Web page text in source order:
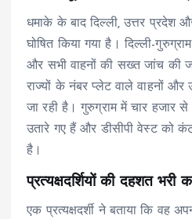
धमाके के बाद दिल्ली, उत्तर प्रदेश
घोषित किया गया है। दिल्ली-
और सभी वाहनों की सख्त जांच की
राज्यों के नंबर प्लेट वाले वाहनों
जा रही है। गुरुग्राम में चार हजार
उतारे गए हैं और डीसीपी वेस्ट को
है।
प्रत्यक्षदर्शियों की दहशत भरी
एक प्रत्यक्षदर्शी ने बताया कि वह